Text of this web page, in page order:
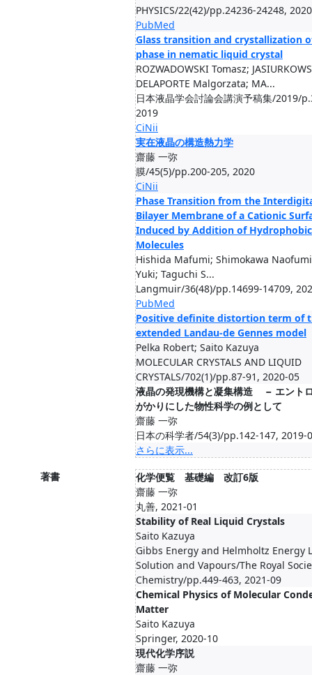
PHYSICS/22(42)/pp.24236-24248,
PubMed
Glass transition and crystallization
phase in nematic liquid crystal
ROZWADOWSKI Tomasz;
DELAPORTE Malgorzata; MA...
日本液晶学会討論会講演予稿集/2019/
2019
CiNii
実在液晶の構造熱力学
齋藤 一弥
膜/45(5)/pp.200-205, 2020
CiNii
Phase Transition from the
Bilayer Membrane of a Cationic
Induced by Addition of Hydrophobic
Molecules
Hishida Mafumi; Shimokawa
Yuki; Taguchi S...
Langmuir/36(48)/pp.14699-14709,
PubMed
Positive definite distortion term of
extended Landau-de Gennes model
Pelka Robert; Saito Kazuya
MOLECULAR CRYSTALS AND LIQUID
CRYSTALS/702(1)/pp.87-91, 2020-05
液晶の発現機構と凝集構造 − エント
がかりにした物性科学の例として
齋藤 一弥
日本の科学者/54(3)/pp.142-147, 2019-
さらに表示...
著書
化学便覧 基礎編 改訂6版
齋藤 一弥
丸善, 2021-01
Stability of Real Liquid Crystals
Saito Kazuya
Gibbs Energy and Helmholtz Energy
Solution and Vapours/The Royal
Chemistry/pp.449-463, 2021-09
Chemical Physics of Molecular
Matter
Saito Kazuya
Springer, 2020-10
現代化学序説
齋藤 一弥